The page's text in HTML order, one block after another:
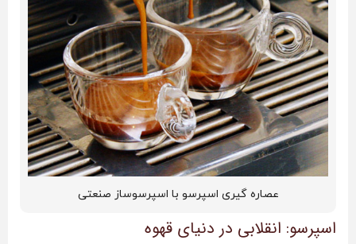
عصاره گیری اسپرسو با اسپرسوساز صنعتی
اسپرسو: انقلابی در دنیای قهوه